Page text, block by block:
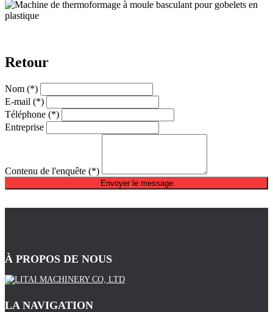
Retour
Nom (*)
E-mail (*)
Téléphone (*)
Entreprise
Contenu de l'enquête (*)
Envoyer le message
À PROPOS DE NOUS
LA NAVIGATION